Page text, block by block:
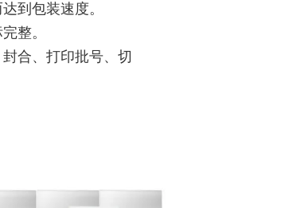
到包装速度。
整。
合、打印批号、切